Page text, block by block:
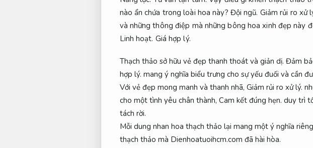
nào ẩn chứa trong loài hoa này? Đội ngũ. Giảm rủi ro xử
và những thông điệp mà những bông hoa xinh đẹp này
Linh hoạt. Giá hợp lý.
Thạch thảo sở hữu vẻ đẹp thanh thoát và giản dị. Đảm
hợp lý. mang ý nghĩa biểu trưng cho sự yếu đuối và cần
Với vẻ đẹp mong manh và thanh nhã, Giảm rủi ro xử lý.
cho một tình yêu chân thành, Cam kết đúng hẹn. duy trì
tách rời.
Mỗi dung nhan hoa thạch thảo lại mang một ý nghĩa
thạch thảo mà Dienhoatuoihcm.com đã hài hòa.